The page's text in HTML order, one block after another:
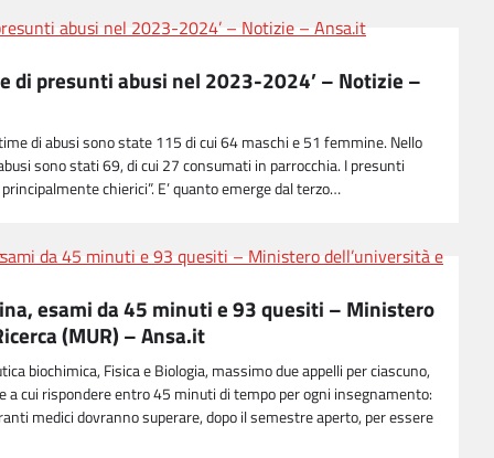
di presunti abusi nel 2023-2024’ – Notizie –
di abusi sono state 115 di cui 64 maschi e 51 femmine. Nello
sono stati 69, di cui 27 consumati in parrocchia. I presunti
chierici”. E’ quanto emerge dal terzo…
esami da 45 minuti e 93 quesiti – Ministero
(MUR) – Ansa.it
biochimica, Fisica e Biologia, massimo due appelli per ciascuno,
a cui rispondere entro 45 minuti di tempo per ogni insegnamento:
medici dovranno superare, dopo il semestre aperto, per essere